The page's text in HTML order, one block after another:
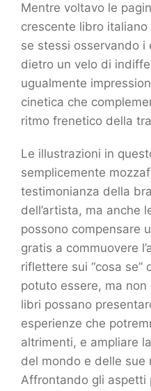
Mentre voltavo le
crescente libro
se stessi osservando
dietro un velo di
ugualmente
cinetica che
ritmo frenetico della
Le illustrazioni in
semplicemente
testimonianza della
dell’artista, ma anche
possono compensare
gratis a commuovere
riflettere sui “cosa
potuto essere, ma
libri possano
esperienze che
altrimenti, e ampliare
del mondo e delle sue
Affrontando gli aspetti